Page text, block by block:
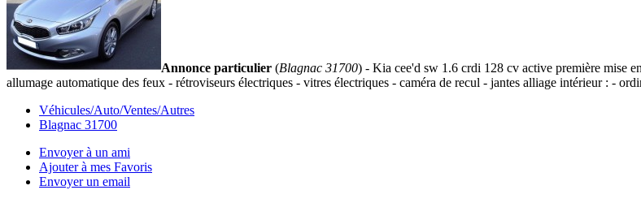
Annonce particulier (Blagnac 31700) - Kia cee'd sw 1.6 crdi 128 cv active première mise
allumage automatique des feux - rétroviseurs électriques - vitres électriques - caméra de recul - jantes alliage intérieur : -
Véhicules/Auto/Ventes/Autres
Blagnac 31700
Envoyer à un ami
Ajouter à mes Favoris
Envoyer un email